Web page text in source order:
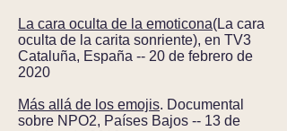
La cara oculta de la emoticona(La cara
oculta de la carita sonriente), en TV3
Cataluña, España -- 20 de febrero de
2020
Más allá de los emojis. Documental
sobre NPO2, Países Bajos -- 13 de